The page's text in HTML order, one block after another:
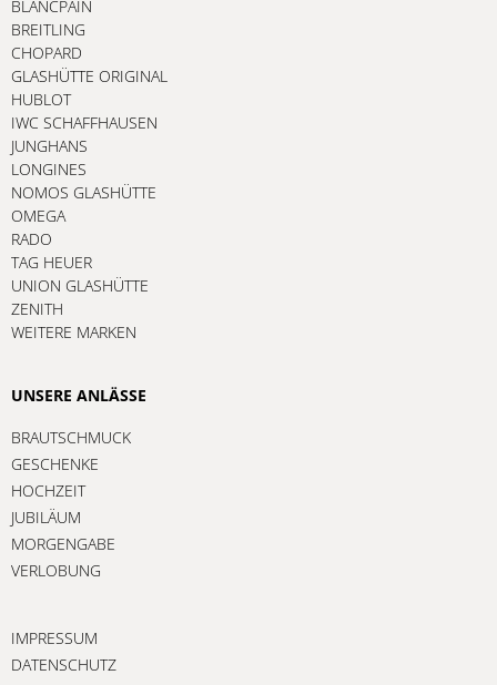
BLANCPAIN
BREITLING
CHOPARD
GLASHÜTTE ORIGINAL
HUBLOT
IWC SCHAFFHAUSEN
JUNGHANS
LONGINES
NOMOS GLASHÜTTE
OMEGA
RADO
TAG HEUER
UNION GLASHÜTTE
ZENITH
WEITERE MARKEN
UNSERE ANLÄSSE
BRAUTSCHMUCK
GESCHENKE
HOCHZEIT
JUBILÄUM
MORGENGABE
VERLOBUNG
IMPRESSUM
DATENSCHUTZ